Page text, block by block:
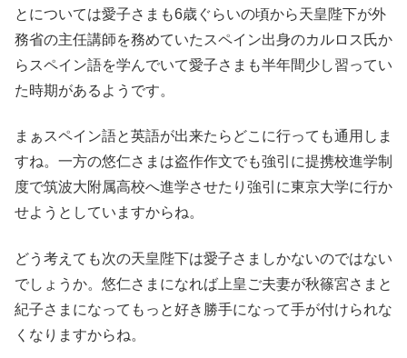
とについては愛子さまも6歳ぐらいの頃から天皇陛下が外
務省の主任講師を務めていたスペイン出身のカルロス氏か
らスペイン語を学んでいて愛子さまも半年間少し習ってい
た時期があるようです。
まぁスペイン語と英語が出来たらどこに行っても通用しま
すね。一方の悠仁さまは盗作作文でも強引に提携校進学制
度で筑波大附属高校へ進学させたり強引に東京大学に行か
せようとしていますからね。
どう考えても次の天皇陛下は愛子さましかないのではない
でしょうか。悠仁さまになれば上皇ご夫妻が秋篠宮さまと
紀子さまになってもっと好き勝手になって手が付けられな
くなりますからね。